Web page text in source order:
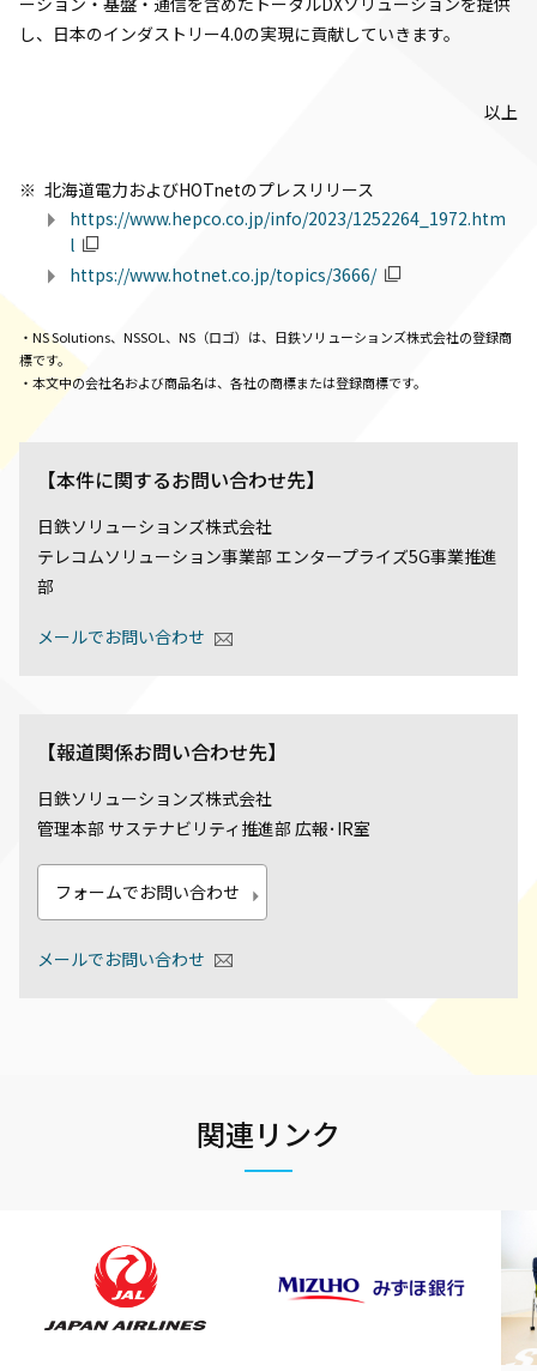
し、日本のインダストリー4.0の実現に貢献していきます。
以上
北海道電力およびHOTnetのプレスリリース
https://www.hepco.co.jp/info/2023/1252264_1972.htm
l
https://www.hotnet.co.jp/topics/3666/
・NS Solutions、NSSOL、NS（ロゴ）は、日鉄ソリューションズ株式会社の登録商
標です。
・本文中の会社名および商品名は、各社の商標または登録商標です。
【本件に関するお問い合わせ先】
日鉄ソリューションズ株式会社
テレコムソリューション事業部 エンタープライズ5G事業推進
部
メールでお問い合わせ
【報道関係お問い合わせ先】
日鉄ソリューションズ株式会社
管理本部 サステナビリティ推進部 広報･IR室
フォームでお問い合わせ
メールでお問い合わせ
関連リンク